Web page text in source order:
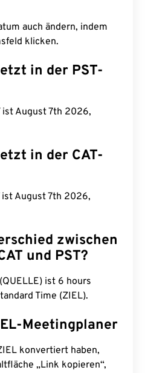
auch ändern, indem
klicken.
in der PST-
ist August 7th 2026,
in der CAT-
ist August 7th 2026,
zwischen
und PST?
ist 6 hours
Time (ZIEL).
Meetingplaner
konvertiert haben,
„Link kopieren“,